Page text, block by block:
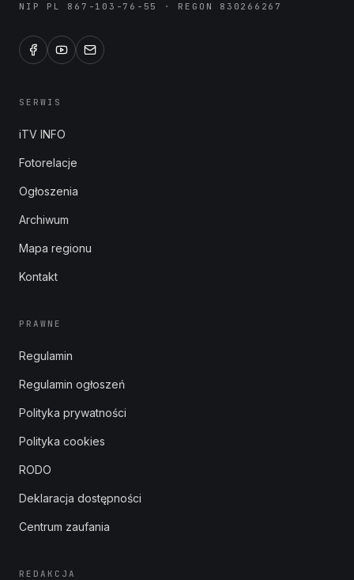
NIP PL 867-103-76-55 · REGON 830266267
SERWIS
iTV INFO
Fotorelacje
Ogłoszenia
Archiwum
Mapa regionu
Kontakt
PRAWNE
Regulamin
Regulamin ogłoszeń
Polityka prywatności
Polityka cookies
RODO
Deklaracja dostępności
Centrum zaufania
REDAKCJA